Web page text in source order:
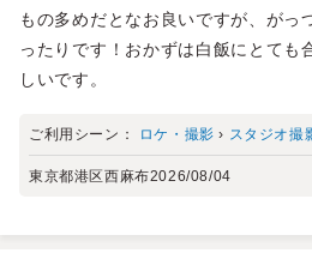
もの多めだとなお良いですが、がっ
ったりです！おかずは白飯にとても
しいです。
ご利用シーン： ロケ・撮影 › スタジオ撮
東京都港区西麻布2026/08/04